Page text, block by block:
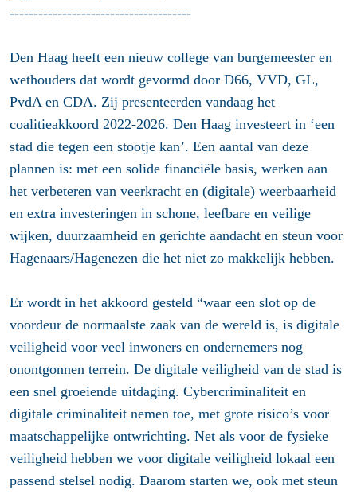
--------------------------------------
Den Haag heeft een nieuw college van burgemeester en
wethouders dat wordt gevormd door D66, VVD, GL,
PvdA en CDA. Zij presenteerden vandaag het
coalitieakkoord 2022-2026. Den Haag investeert in ‘een
stad die tegen een stootje kan’. Een aantal van deze
plannen is: met een solide financiële basis, werken aan
het verbeteren van veerkracht en (digitale) weerbaarheid
en extra investeringen in schone, leefbare en veilige
wijken, duurzaamheid en gerichte aandacht en steun voor
Hagenaars/Hagenezen die het niet zo makkelijk hebben.
Er wordt in het akkoord gesteld “waar een slot op de
voordeur de normaalste zaak van de wereld is, is digitale
veiligheid voor veel inwoners en ondernemers nog
onontgonnen terrein. De digitale veiligheid van de stad is
een snel groeiende uitdaging. Cybercriminaliteit en
digitale criminaliteit nemen toe, met grote risico’s voor
maatschappelijke ontwrichting. Net als voor de fysieke
veiligheid hebben we voor digitale veiligheid lokaal een
passend stelsel nodig. Daarom starten we, ook met steun